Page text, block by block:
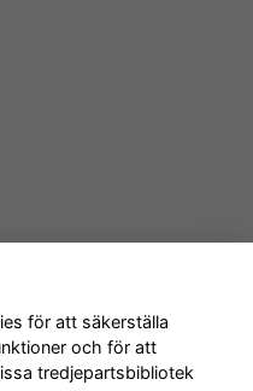
för att säkerställa
och för att
tredjepartsbibliotek